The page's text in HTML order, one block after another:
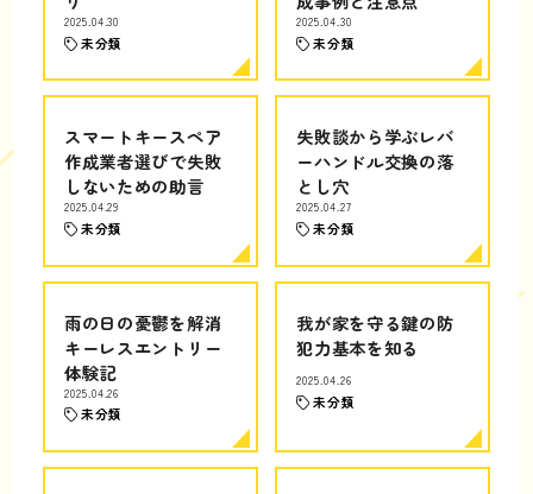
2025.04.30
未分類
2025.04.30
未分類
スマートキースペア
作成業者選びで失敗
しないための助言
2025.04.29
未分類
失敗談から学ぶレバ
ーハンドル交換の落
とし穴
2025.04.27
未分類
雨の日の憂鬱を解消
キーレスエントリー
体験記
2025.04.26
未分類
我が家を守る鍵の防
犯力基本を知る
2025.04.26
未分類